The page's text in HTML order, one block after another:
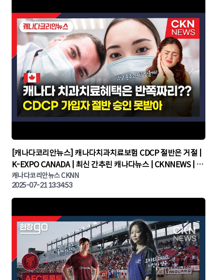
▶
[캐나다코리안뉴스] 캐나다치과치료보험 CDCP 절반은 거절 |
K-EXPO CANADA | 최신 간추린 캐나다뉴스 | CKNNEWS | 캐
나다뉴스 | 토론토뉴스
캐나다코리안뉴스 CKNN
2025-07-21 13:34:53